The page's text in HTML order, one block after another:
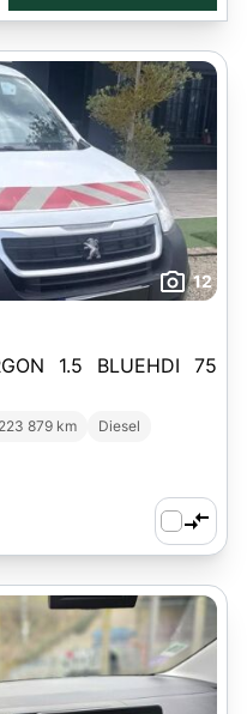
12
1.5 BLUEHDI 75
223 879 km
Diesel